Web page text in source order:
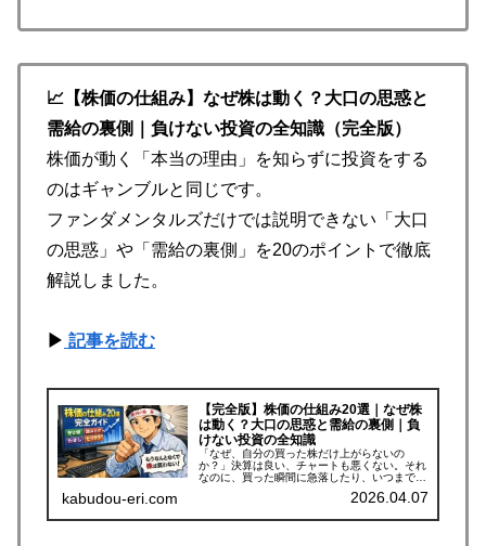
📈【株価の仕組み】なぜ株は動く？大口の思惑と
需給の裏側｜負けない投資の全知識（完全版）
株価が動く「本当の理由」を知らずに投資をする
のはギャンブルと同じです。
ファンダメンタルズだけでは説明できない「大口
の思惑」や「需給の裏側」を20のポイントで徹底
解説しました。
▶ 記事を読む
【完全版】株価の仕組み20選｜なぜ株
は動く？大口の思惑と需給の裏側｜負
けない投資の全知識
「なぜ、自分の買った株だけ上がらないの
か？」決算は良い、チャートも悪くない。それ
なのに、買った瞬間に急落したり、いつまでも
ありませんか？実は、株価が動く背景には、教
kabudou-eri.com 2026.04.07